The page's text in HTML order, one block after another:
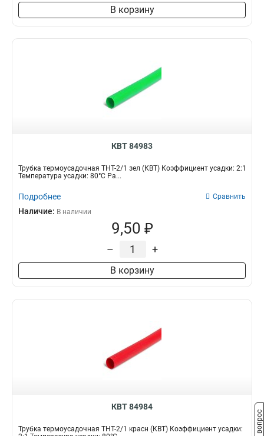
В корзину
КВТ 84983
Трубка термоусадочная ТНТ-2/1 зел (КВТ) Коэффициент усадки: 2:1
Температура усадки: 80°С Ра...
Подробнее Сравнить
Наличие: В наличии
9,50 ₽
– +
В корзину
КВТ 84984
Трубка термоусадочная ТНТ-2/1 красн (КВТ) Коэффициент усадки: